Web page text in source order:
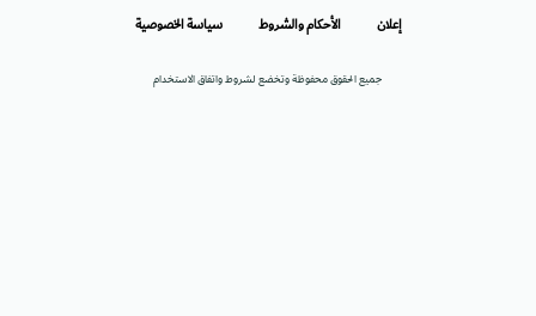
جميع الحقوق محفوظة وتخضع لشروط واتفاق الاستخدام
إعلان الأحكام والشروط سياسة الخصوصية